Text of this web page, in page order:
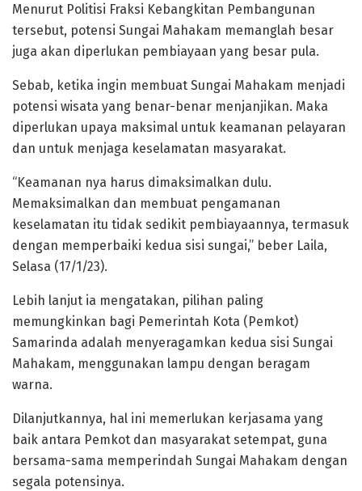
Menurut Politisi Fraksi Kebangkitan Pembangunan
tersebut, potensi Sungai Mahakam memanglah besar
juga akan diperlukan pembiayaan yang besar pula.
Sebab, ketika ingin membuat Sungai Mahakam menjadi
potensi wisata yang benar-benar menjanjikan. Maka
diperlukan upaya maksimal untuk keamanan pelayaran
dan untuk menjaga keselamatan masyarakat.
“Keamanan nya harus dimaksimalkan dulu.
Memaksimalkan dan membuat pengamanan
keselamatan itu tidak sedikit pembiayaannya, termasuk
dengan memperbaiki kedua sisi sungai,” beber Laila,
Selasa (17/1/23).
Lebih lanjut ia mengatakan, pilihan paling
memungkinkan bagi Pemerintah Kota (Pemkot)
Samarinda adalah menyeragamkan kedua sisi Sungai
Mahakam, menggunakan lampu dengan beragam
warna.
Dilanjutkannya, hal ini memerlukan kerjasama yang
baik antara Pemkot dan masyarakat setempat, guna
bersama-sama memperindah Sungai Mahakam dengan
segala potensinya.